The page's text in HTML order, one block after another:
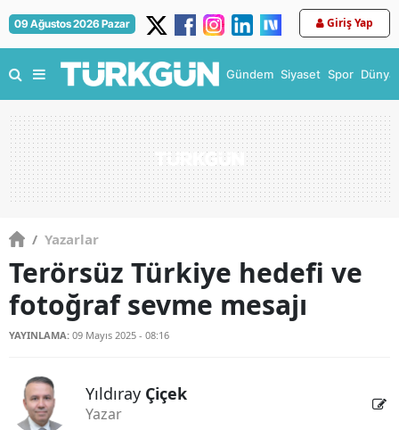
09 Ağustos 2026 Pazar Giriş Yap
Gündem Siyaset Spor Dünya
/ Yazarlar
Terörsüz Türkiye hedefi ve
fotoğraf sevme mesajı
YAYINLAMA: 09 Mayıs 2025 - 08:16
Yıldıray Çiçek
Yazar